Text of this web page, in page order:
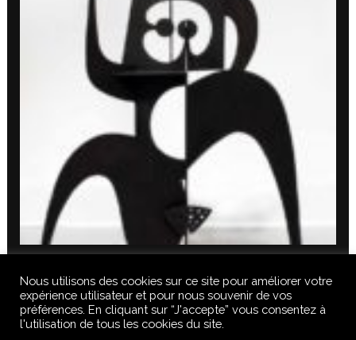
Nous utilisons des cookies sur ce site pour améliorer votre
expérience utilisateur et pour nous souvenir de vos
préférences. En cliquant sur “J'accepte” vous consentez à
l'utilisation de tous les cookies du site.